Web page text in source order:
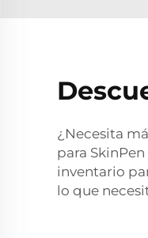
¿Necesita
para
inventario
lo que